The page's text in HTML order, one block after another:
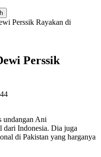
Perssik Rayakan di
Perssik
undangan Ani
Indonesia. Dia juga
di Pakistan yang harganya